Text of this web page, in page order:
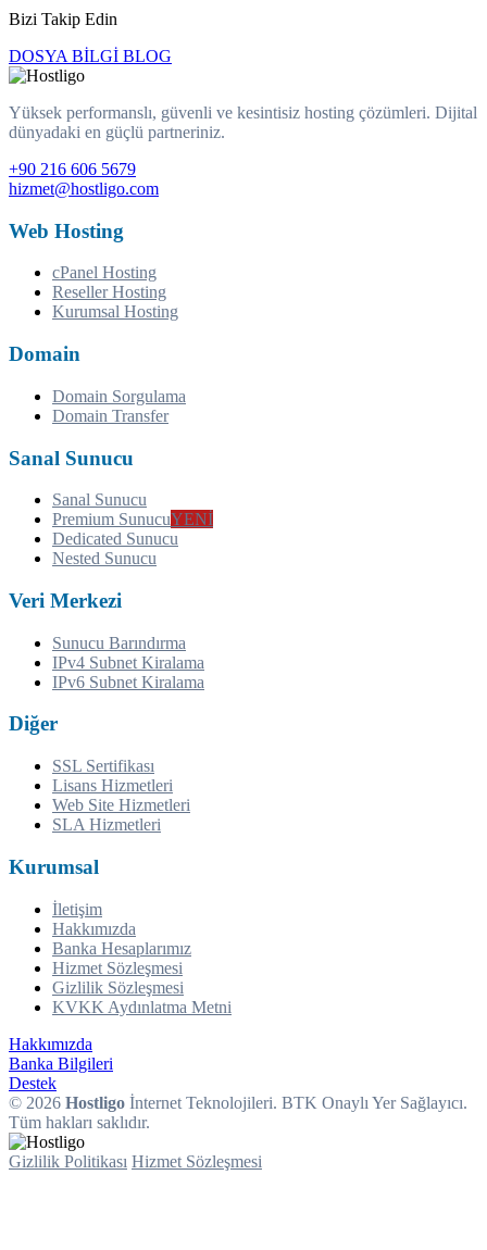
Bizi Takip Edin
DOSYA BİLGİ BLOG
Yüksek performanslı, güvenli ve kesintisiz hosting çözümleri. Dijital
dünyadaki en güçlü partneriniz.
+90 216 606 5679
hizmet@hostligo.com
Web Hosting
cPanel Hosting
Reseller Hosting
Kurumsal Hosting
Domain
Domain Sorgulama
Domain Transfer
Sanal Sunucu
Sanal Sunucu
Premium SunucuYENİ
Dedicated Sunucu
Nested Sunucu
Veri Merkezi
Sunucu Barındırma
IPv4 Subnet Kiralama
IPv6 Subnet Kiralama
Diğer
SSL Sertifikası
Lisans Hizmetleri
Web Site Hizmetleri
SLA Hizmetleri
Kurumsal
İletişim
Hakkımızda
Banka Hesaplarımız
Hizmet Sözleşmesi
Gizlilik Sözleşmesi
KVKK Aydınlatma Metni
Hakkımızda
Banka Bilgileri
Destek
© 2026 Hostligo İnternet Teknolojileri. BTK Onaylı Yer Sağlayıcı.
Tüm hakları saklıdır.
Gizlilik Politikası Hizmet Sözleşmesi